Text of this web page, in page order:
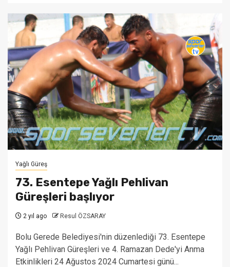
Yağlı Güreş
73. Esentepe Yağlı Pehlivan
Güreşleri başlıyor
2 yıl ago Resul ÖZSARAY
Bolu Gerede Belediyesi'nin düzenlediği 73. Esentepe
Yağlı Pehlivan Güreşleri ve 4. Ramazan Dede'yi Anma
Etkinlikleri 24 Ağustos 2024 Cumartesi günü...